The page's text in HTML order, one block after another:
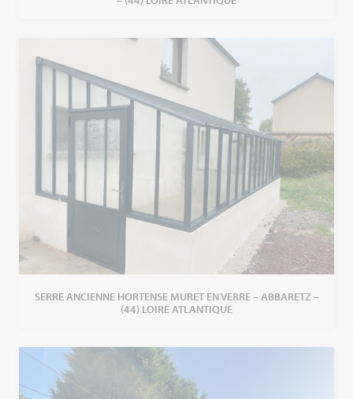
SERRE ANCIENNE HORTENSE MURET EN VERRE – ABBARETZ –
(44) LOIRE ATLANTIQUE